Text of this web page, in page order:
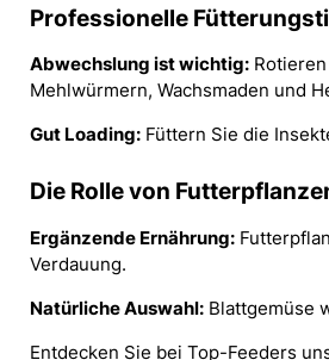
Professionelle
Abwechslung ist wichtig:
Mehlwürmern, Wachsmaden und
Gut Loading: Füttern Sie die
Die Rolle von
Ergänzende Ernährung:
Verdauung.
Natürliche Auswahl: Blattgemüse
Entdecken Sie bei Top-Feeders